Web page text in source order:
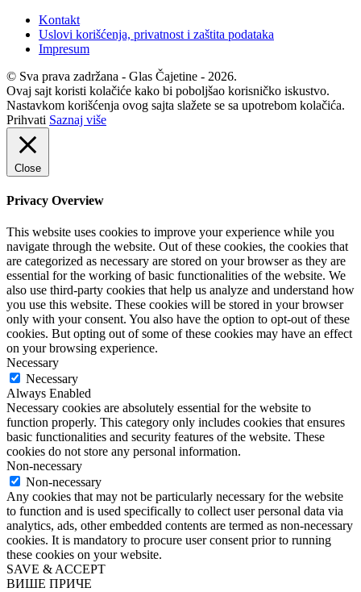
Kontakt
Uslovi korišćenja, privatnost i zaštita podataka
Impresum
© Sva prava zadržana - Glas Čajetine - 2026.
Ovaj sajt koristi kolačiće kako bi poboljšao korisničko iskustvo.
Nastavkom korišćenja ovog sajta slažete se sa upotrebom kolačića.
Prihvati Saznaj više
Close
Privacy Overview
This website uses cookies to improve your experience while you
navigate through the website. Out of these cookies, the cookies that
are categorized as necessary are stored on your browser as they are
essential for the working of basic functionalities of the website. We
also use third-party cookies that help us analyze and understand how
you use this website. These cookies will be stored in your browser
only with your consent. You also have the option to opt-out of these
cookies. But opting out of some of these cookies may have an effect
on your browsing experience.
Necessary
Necessary
Always Enabled
Necessary cookies are absolutely essential for the website to
function properly. This category only includes cookies that ensures
basic functionalities and security features of the website. These
cookies do not store any personal information.
Non-necessary
Non-necessary
Any cookies that may not be particularly necessary for the website
to function and is used specifically to collect user personal data via
analytics, ads, other embedded contents are termed as non-necessary
cookies. It is mandatory to procure user consent prior to running
these cookies on your website.
SAVE & ACCEPT
ВИШЕ ПРИЧЕ